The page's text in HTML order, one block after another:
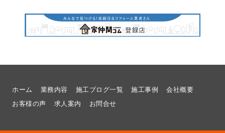
ホーム 業務内容 施工ブログ一覧 施工事例
会社概要
お客様の声
求人案内 お問合せ